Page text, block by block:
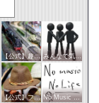
【公式】趣味サークル みんなで気軽にアクセスアップ
【公式】ファッション・美容サークル No Music No Life